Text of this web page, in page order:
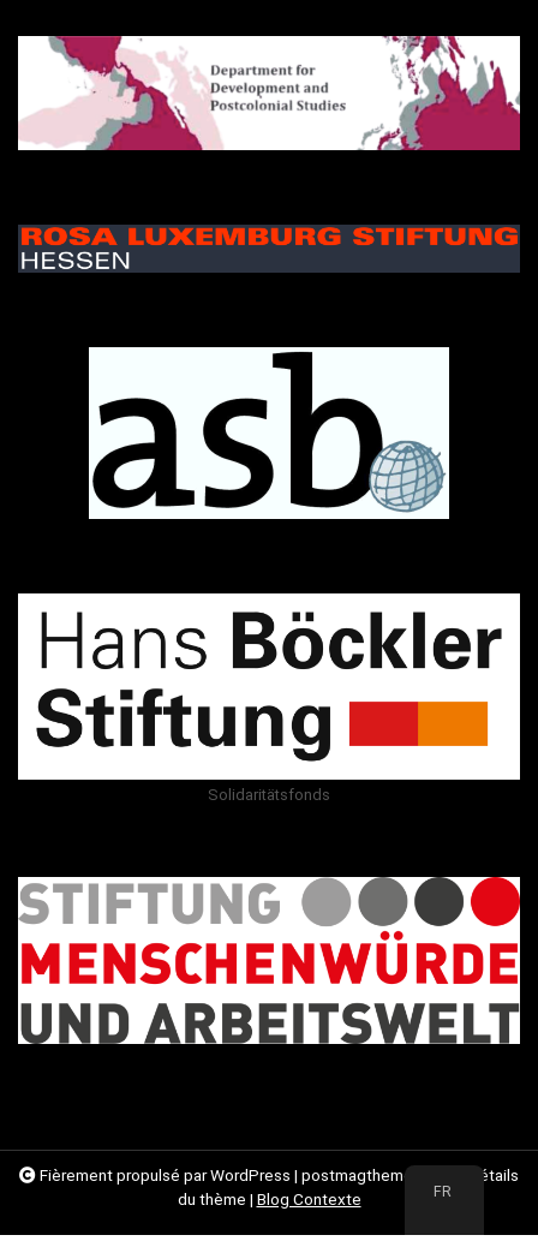
Solidaritätsfonds
Fièrement propulsé par WordPress | postmagthemes.com
Détails
du thème | Blog Contexte FR